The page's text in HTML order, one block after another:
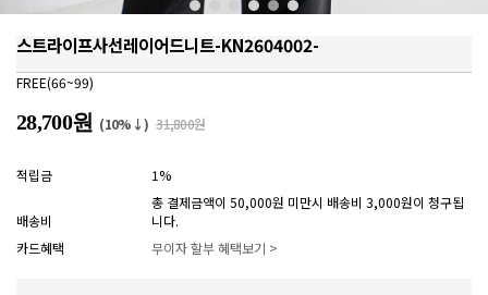
스트라이프사선레이어드니트-KN2604002-
FREE(66~99)
28,700원 (10%↓) 31,800원
적립금 1%
배송비
총 결제금액이 50,000원 미만시 배송비 3,000원이 청구됩
니다.
카드혜택
무이자 할부 혜택보기 >